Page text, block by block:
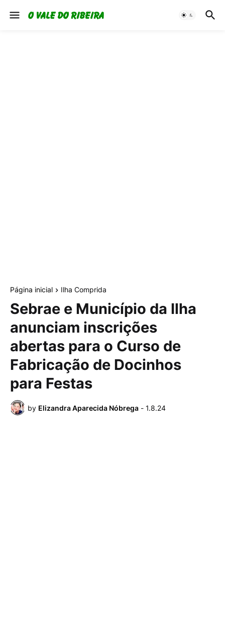
Página inicial Ilha Comprida
Sebrae e Município da Ilha
anunciam inscrições
abertas para o Curso de
Fabricação de Docinhos
para Festas
by Elizandra Aparecida Nóbrega - 1.8.24